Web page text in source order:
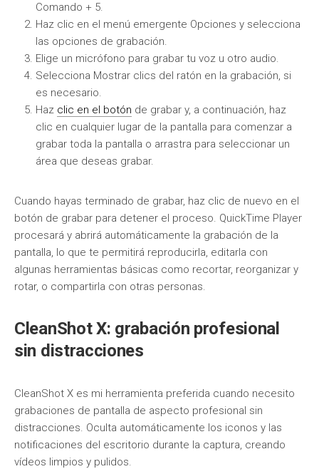
Comando + 5.
Haz clic en el menú emergente Opciones y selecciona
las opciones de grabación.
Elige un micrófono para grabar tu voz u otro audio.
Selecciona Mostrar clics del ratón en la grabación, si
es necesario.
Haz clic en el botón de grabar y, a continuación, haz
clic en cualquier lugar de la pantalla para comenzar a
grabar toda la pantalla o arrastra para seleccionar un
área que deseas grabar.
Cuando hayas terminado de grabar, haz clic de nuevo en el
botón de grabar para detener el proceso. QuickTime Player
procesará y abrirá automáticamente la grabación de la
pantalla, lo que te permitirá reproducirla, editarla con
algunas herramientas básicas como recortar, reorganizar y
rotar, o compartirla con otras personas.
CleanShot X: grabación profesional
sin distracciones
CleanShot X es mi herramienta preferida cuando necesito
grabaciones de pantalla de aspecto profesional sin
distracciones. Oculta automáticamente los iconos y las
notificaciones del escritorio durante la captura, creando
vídeos limpios y pulidos.